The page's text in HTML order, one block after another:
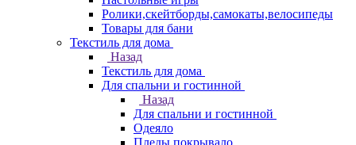
Ролики,скейтборды,самокаты,велосипеды
Товары для бани
Текстиль для дома
Назад
Текстиль для дома
Для спальни и гостинной
Назад
Для спальни и гостинной
Одеяло
Пледы,покрывало